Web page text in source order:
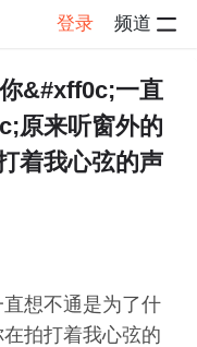
登录 频道
详情
&#xff0c;一直
原来听窗外的
着我心弦的声
想不通是为了什
拍打着我心弦的